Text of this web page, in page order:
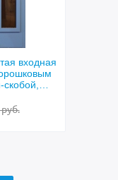
входная
скобой,